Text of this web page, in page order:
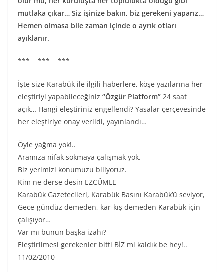
mutlaka çıkar… Siz işinize bakın, biz gerekeni yaparız…
Hemen olmasa bile zaman içinde o ayrık otları
ayıklanır.
*** *** ***
İşte size Karabük ile ilgili haberlere, köşe yazılarına her
eleştiriyi yapabileceğiniz “Özgür Platform” 24 saat
açık… Hangi eleştiriniz engellendi? Yasalar çerçevesinde
her eleştiriye onay verildi, yayınlandı…
Öyle yağma yok!..
Aramıza nifak sokmaya çalışmak yok.
Biz yerimizi konumuzu biliyoruz.
Kim ne derse desin EZCÜMLE
Karabük Gazetecileri, Karabük Basını Karabük’ü seviyor,
Gece-gündüz demeden, kar-kış demeden Karabük için
çalışıyor…
Var mı bunun başka izahı?
Eleştirilmesi gerekenler bitti BİZ mi kaldık be hey!..
11/02/2010